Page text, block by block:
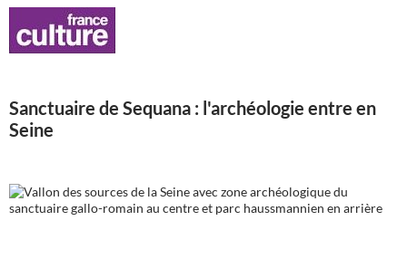
Sanctuaire de Sequana : l'archéologie entre en
Seine